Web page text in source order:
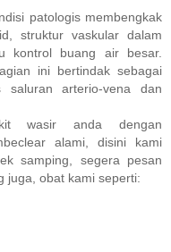
patologis membengkak
struktur vaskular dalam
kontrol buang air besar.
ini bertindak sebagai
saluran arterio-vena dan
wasir anda dengan
alami, disini kami
samping, segera pesan
juga, obat kami seperti: